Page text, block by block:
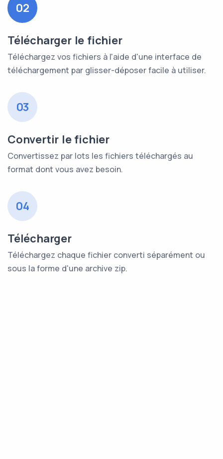
02
Télécharger le fichier
Téléchargez vos fichiers à l'aide d'une interface de
téléchargement par glisser-déposer facile à utiliser.
03
Convertir le fichier
Convertissez par lots les fichiers téléchargés au
format dont vous avez besoin.
04
Télécharger
Téléchargez chaque fichier converti séparément ou
sous la forme d'une archive zip.